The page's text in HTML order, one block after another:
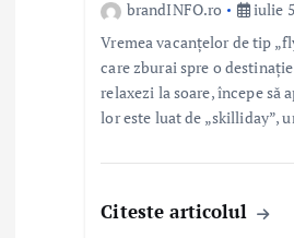
brandINFO.ro
iulie
Vremea vacanțelor de tip
care zburai spre o
relaxezi la soare, începe să
lor este luat de „skilliday”,
Citeste articolul